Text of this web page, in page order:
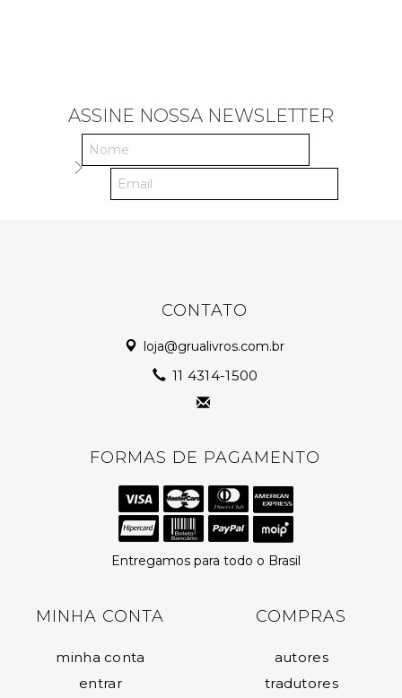
ASSINE NOSSA NEWSLETTER
CONTATO
loja@grualivros.com.br
11 4314-1500
FORMAS DE PAGAMENTO
Entregamos para todo o Brasil
MINHA CONTA
minha conta
entrar
COMPRAS
autores
tradutores